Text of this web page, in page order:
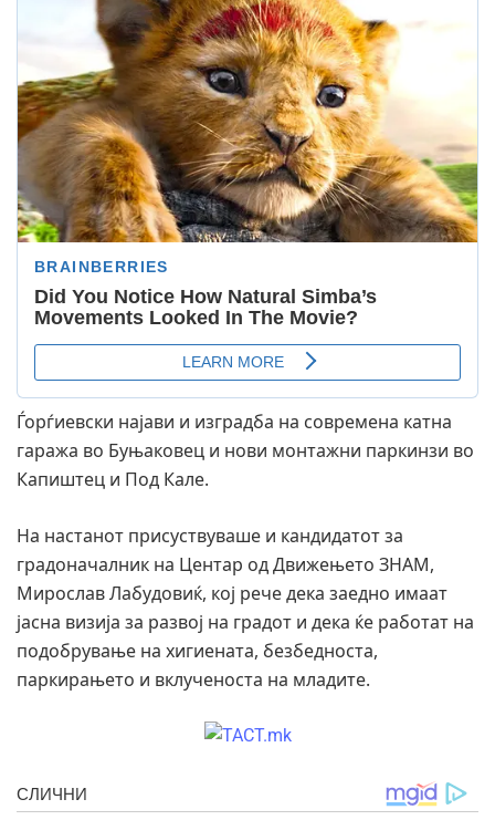
Ѓорѓиевски најави и изградба на современа катна
гаража во Буњаковец и нови монтажни паркинзи во
Капиштец и Под Кале.
На настанот присуствуваше и кандидатот за
градоначалник на Центар од Движењето ЗНАМ,
Мирослав Лабудовиќ, кој рече дека заедно имаат
јасна визија за развој на градот и дека ќе работат на
подобрување на хигиената, безбедноста,
паркирањето и вклученоста на младите.